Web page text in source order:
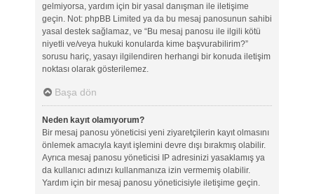
gelmiyorsa, yardım için bir yasal danışman ile iletişime
geçin. Not: phpBB Limited ya da bu mesaj panosunun sahibi
yasal destek sağlamaz, ve “Bu mesaj panosu ile ilgili kötü
niyetli ve/veya hukuki konularda kime başvurabilirim?”
sorusu hariç, yasayı ilgilendiren herhangi bir konuda iletişim
noktası olarak gösterilemez.
Başa dön
Neden kayıt olamıyorum?
Bir mesaj panosu yöneticisi yeni ziyaretçilerin kayıt olmasını
önlemek amacıyla kayıt işlemini devre dışı bırakmış olabilir.
Ayrıca mesaj panosu yöneticisi IP adresinizi yasaklamış ya
da kullanıcı adınızı kullanmanıza izin vermemiş olabilir.
Yardım için bir mesaj panosu yöneticisiyle iletişime geçin.